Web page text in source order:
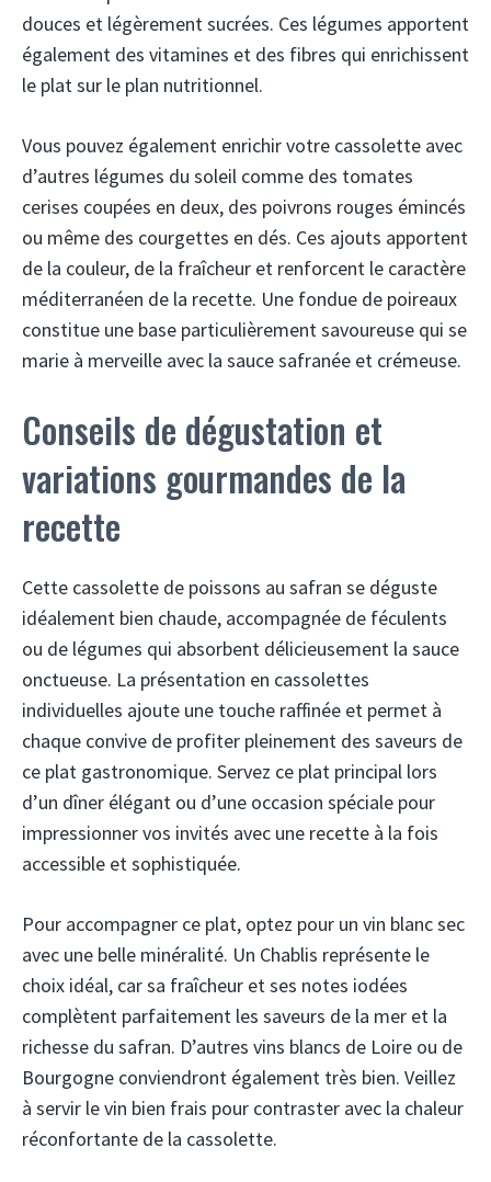
douces et légèrement sucrées. Ces légumes apportent
également des vitamines et des fibres qui enrichissent
le plat sur le plan nutritionnel.
Vous pouvez également enrichir votre cassolette avec
d’autres légumes du soleil comme des tomates
cerises coupées en deux, des poivrons rouges émincés
ou même des courgettes en dés. Ces ajouts apportent
de la couleur, de la fraîcheur et renforcent le caractère
méditerranéen de la recette. Une fondue de poireaux
constitue une base particulièrement savoureuse qui se
marie à merveille avec la sauce safranée et crémeuse.
Conseils de dégustation et
variations gourmandes de la
recette
Cette cassolette de poissons au safran se déguste
idéalement bien chaude, accompagnée de féculents
ou de légumes qui absorbent délicieusement la sauce
onctueuse. La présentation en cassolettes
individuelles ajoute une touche raffinée et permet à
chaque convive de profiter pleinement des saveurs de
ce plat gastronomique. Servez ce plat principal lors
d’un dîner élégant ou d’une occasion spéciale pour
impressionner vos invités avec une recette à la fois
accessible et sophistiquée.
Pour accompagner ce plat, optez pour un vin blanc sec
avec une belle minéralité. Un Chablis représente le
choix idéal, car sa fraîcheur et ses notes iodées
complètent parfaitement les saveurs de la mer et la
richesse du safran. D’autres vins blancs de Loire ou de
Bourgogne conviendront également très bien. Veillez
à servir le vin bien frais pour contraster avec la chaleur
réconfortante de la cassolette.